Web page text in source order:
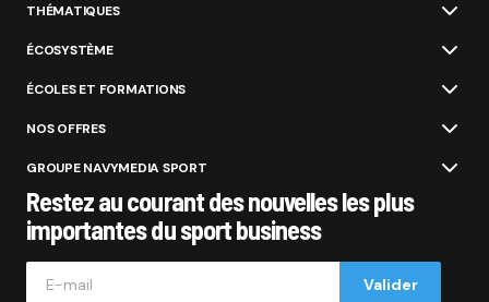
THÉMATIQUES
ÉCOSYSTÈME
ÉCOLES ET FORMATIONS
NOS OFFRES
GROUPE NAVYMEDIA SPORT
Restez au courant des nouvelles les plus
importantes du sport business
Valider